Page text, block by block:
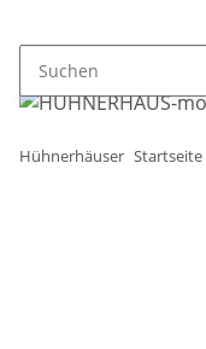
Hühnerhäuser Startseite